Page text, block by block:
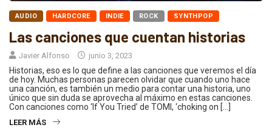
AUDIO HARDCORE INDIE ROCK SYNTHPOP
Las canciones que cuentan historias
Javier Alfonso junio 3, 2023
Historias, eso es lo que define a las canciones que veremos el día
de hoy. Muchas personas parecen olvidar que cuando uno hace
una canción, es también un medio para contar una historia, uno
único que sin duda se aprovecha al máximo en estas canciones.
Con canciones como ‘If You Tried’ de TOMI, ‘choking on […]
LEER MÁS